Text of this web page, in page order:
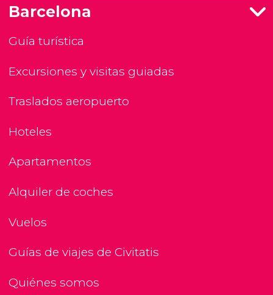
Barcelona
Guía turística
Excursiones y visitas guiadas
Traslados aeropuerto
Hoteles
Apartamentos
Alquiler de coches
Vuelos
Guías de viajes de Civitatis
Quiénes somos